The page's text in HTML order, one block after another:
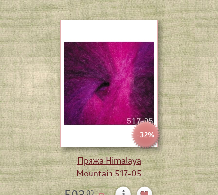
-32%
Пряжа Himalaya
Mountain 517-05
00